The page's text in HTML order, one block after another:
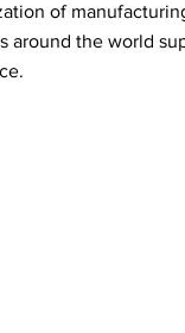
of
around the world